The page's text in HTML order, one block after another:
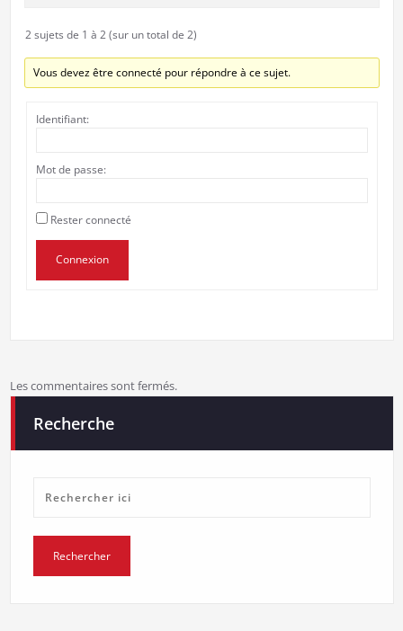
2 sujets de 1 à 2 (sur un total de 2)
Vous devez être connecté pour répondre à ce sujet.
Identifiant:
Mot de passe:
Rester connecté
Connexion
Les commentaires sont fermés.
Recherche